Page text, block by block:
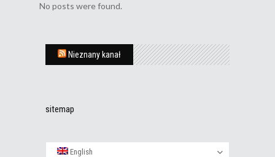
No posts were found.
Nieznany kanał
sitemap
English